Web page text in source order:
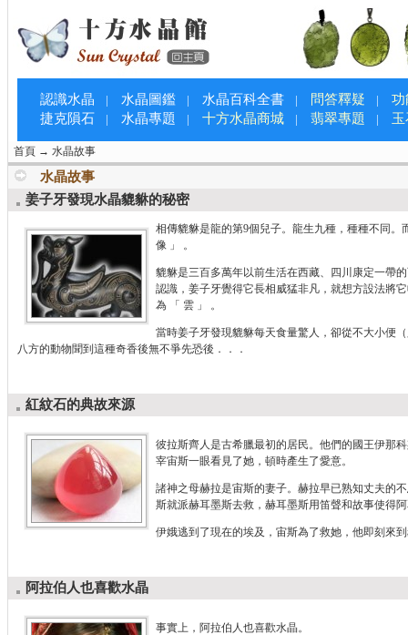
認識水晶 | 水晶圖鑑 | 水晶百科全書 | 問答釋疑 |
功
捷克隕石
| 水晶專題 | 十方水晶商城 | 翡翠專題 |
首頁 → 水晶故事
水晶故事
姜子牙發現水晶貔貅的秘密
相傳貔貅是龍的第9個兒子。龍生九種，種種不同
像 」 。
貔貅是三百多萬年以前生活在西藏、四川康定一帶
認識，姜子牙覺得它長相威猛非凡，就想方設法將
為 「 雲 」 。
當時姜子牙發現貔貅每天食量驚人，卻從不大小便
八方的動物聞到這種奇香後無不爭先恐後．．．
紅紋石的典故來源
彼拉斯齊人是古希臘最初的居民。他們的國王伊那
宰宙斯一眼看見了她，頓時產生了愛意。
諸神之母赫拉是宙斯的妻子。赫拉早已熟知丈夫的
斯就派赫耳墨斯去救，赫耳墨斯用笛聲和故事使得
伊娥逃到了現在的埃及，宙斯為了救她，他即刻來
阿拉伯人也喜歡水晶
事實上，阿拉伯人也喜歡水晶。